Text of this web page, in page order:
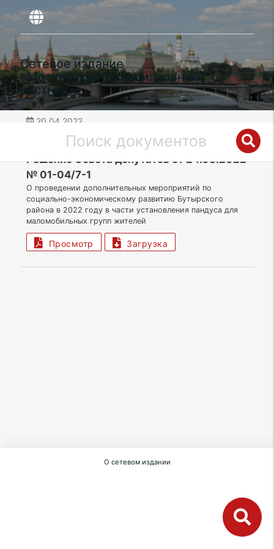
Сетевое издание
«Московский муниципальный
вестник»
20.04.2022
СВАО | Муниципальный округ Бутырский
Решение Совета депутатов от 24.03.2022
№ 01-04/7-1
О проведении дополнительных мероприятий по
социально-экономическому развитию Бутырского
района в 2022 году в части установления пандуса для
маломобильных групп жителей
Просмотр Загрузка
О сетевом издании